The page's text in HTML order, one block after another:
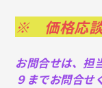
※ 価格応談
お問合せは、担
９までお問合せ